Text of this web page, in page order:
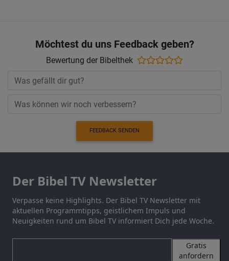
Möchtest du uns Feedback geben?
Bewertung der Bibelthek
FEEDBACK SENDEN
Der Bibel TV Newsletter
Verpasse keine Highlights. Der Bibel TV Newsletter mit
aktuellen Programmtipps, geistlichem Impuls und
Neuigkeiten rund um Bibel TV informiert Dich jede Woche.
Gratis
anfordern